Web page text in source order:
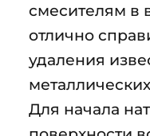
смесителям в
отлично
удаления
Для начала